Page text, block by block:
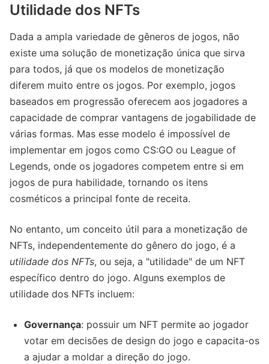
Utilidade dos NFTs
Dada a ampla variedade de gêneros de jogos, não
existe uma solução de monetização única que sirva
para todos, já que os modelos de monetização
diferem muito entre os jogos. Por exemplo, jogos
baseados em progressão oferecem aos jogadores a
capacidade de comprar vantagens de jogabilidade de
várias formas. Mas esse modelo é impossível de
implementar em jogos como CS:GO ou League of
Legends, onde os jogadores competem entre si em
jogos de pura habilidade, tornando os itens
cosméticos a principal fonte de receita.
No entanto, um conceito útil para a monetização de
NFTs, independentemente do gênero do jogo, é a
utilidade dos NFTs, ou seja, a "utilidade" de um NFT
específico dentro do jogo. Alguns exemplos de
utilidade dos NFTs incluem:
Governança: possuir um NFT permite ao jogador
votar em decisões de design do jogo e capacita-os
a ajudar a moldar a direção do jogo.